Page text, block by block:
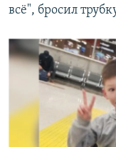
всё", бросил